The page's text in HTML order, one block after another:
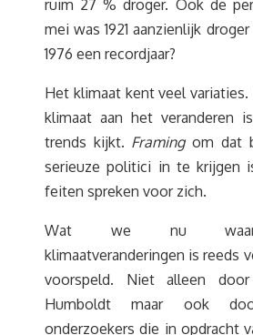
ruim 27 % droger. Ook de
mei was 1921 aanzienlijk
1976 een recordjaar?
Het klimaat kent veel
klimaat aan het veranderen
trends kijkt. Framingom dat
serieuze politici in te krijgen
feiten spreken voor zich.
Wat we nu
klimaatveranderingen is reeds
voorspeld. Niet alleen
Humboldt maar ook
onderzoekers die in opdracht